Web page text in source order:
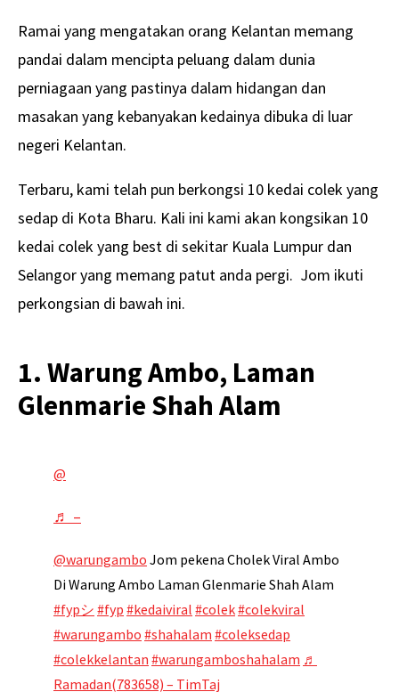
Ramai yang mengatakan orang Kelantan memang
pandai dalam mencipta peluang dalam dunia
perniagaan yang pastinya dalam hidangan dan
masakan yang kebanyakan kedainya dibuka di luar
negeri Kelantan.
Terbaru, kami telah pun berkongsi 10 kedai colek yang
sedap di Kota Bharu. Kali ini kami akan kongsikan 10
kedai colek yang best di sekitar Kuala Lumpur dan
Selangor yang memang patut anda pergi. Jom ikuti
perkongsian di bawah ini.
1. Warung Ambo, Laman
Glenmarie Shah Alam
@
♬ –
@warungambo Jom pekena Cholek Viral Ambo
Di Warung Ambo Laman Glenmarie Shah Alam
#fypシ #fyp #kedaiviral #colek#colekviral
#warungambo #shahalam #coleksedap
#colekkelantan #warungamboshahalam ♬
Ramadan(783658) – TimTaj